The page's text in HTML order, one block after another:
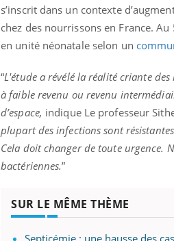
s’inscrit dans un contexte
chez des nourrissons en France.
en unité néonatale selon un
“L'étude a révélé la réalité criante
à faible revenu ou revenu
d’espace, indique Le professeur
plupart des infections sont
Cela doit changer de toute urgence.
bactériennes.”
SUR LE MÊME THÈME